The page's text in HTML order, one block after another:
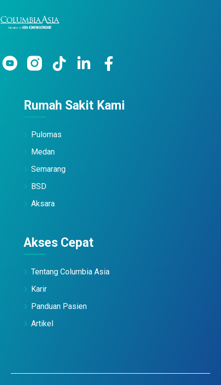
Rumah Sakit Kami
Pulomas
Medan
Semarang
BSD
Aksara
Akses Cepat
Tentang Columbia Asia
Karir
Panduan Pasien
Artikel